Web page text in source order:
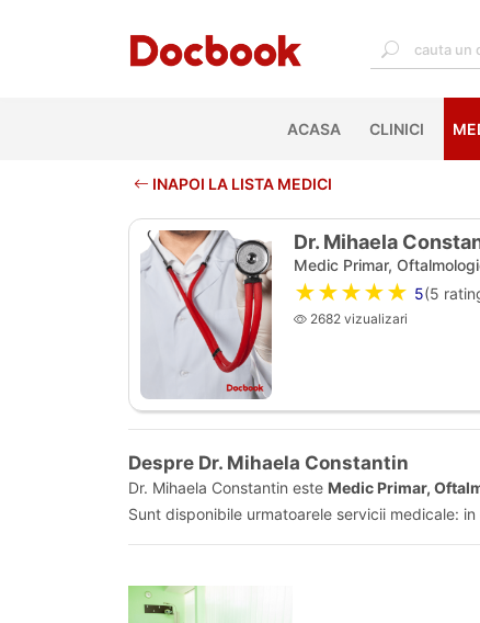
ACASA(CURRENT)
CLINICI
INAPOI LA LISTA MEDICI
Dr. Mihaela
Medic Primar,
★★★★★ 5(5
2682 vizualizari
Despre Dr. Mihaela Constantin
Dr. Mihaela Constantin este Medic Primar,
Sunt disponibile urmatoarele servicii medicale: